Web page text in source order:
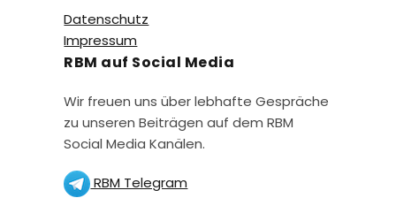
Datenschutz
Impressum
RBM auf Social Media
Wir freuen uns über lebhafte Gespräche
zu unseren Beiträgen auf dem RBM
Social Media Kanälen.
RBM Telegram